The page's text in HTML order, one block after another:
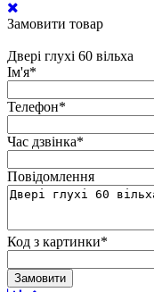
Замовити товар
Двері глухі 60 вільха
Ім'я*
Телефон*
Час дзвінка*
Повідомлення
Код з картинки*
Замовити